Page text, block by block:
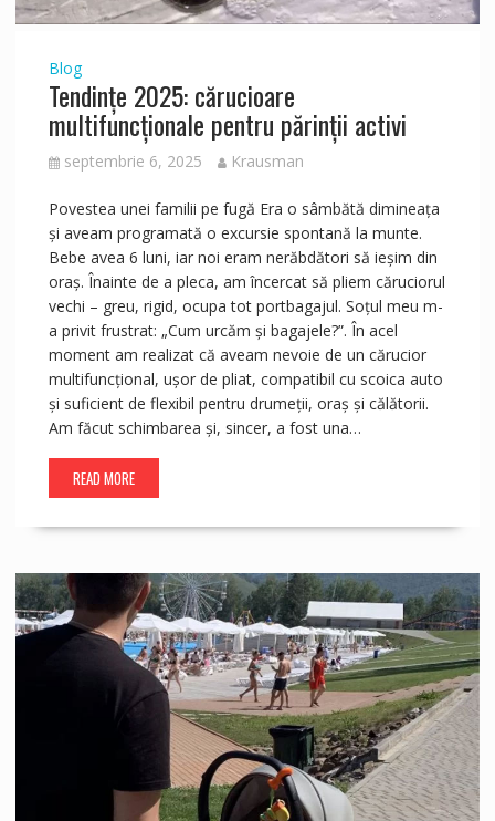
Blog
Tendințe 2025: cărucioare
multifuncționale pentru părinții activi
septembrie 6, 2025 Krausman
Povestea unei familii pe fugă Era o sâmbătă dimineața
și aveam programată o excursie spontană la munte.
Bebe avea 6 luni, iar noi eram nerăbdători să ieșim din
oraș. Înainte de a pleca, am încercat să pliem căruciorul
vechi – greu, rigid, ocupa tot portbagajul. Soțul meu m-
a privit frustrat: „Cum urcăm și bagajele?”. În acel
moment am realizat că aveam nevoie de un cărucior
multifuncțional, ușor de pliat, compatibil cu scoica auto
și suficient de flexibil pentru drumeții, oraș și călătorii.
Am făcut schimbarea și, sincer, a fost una…
READ MORE